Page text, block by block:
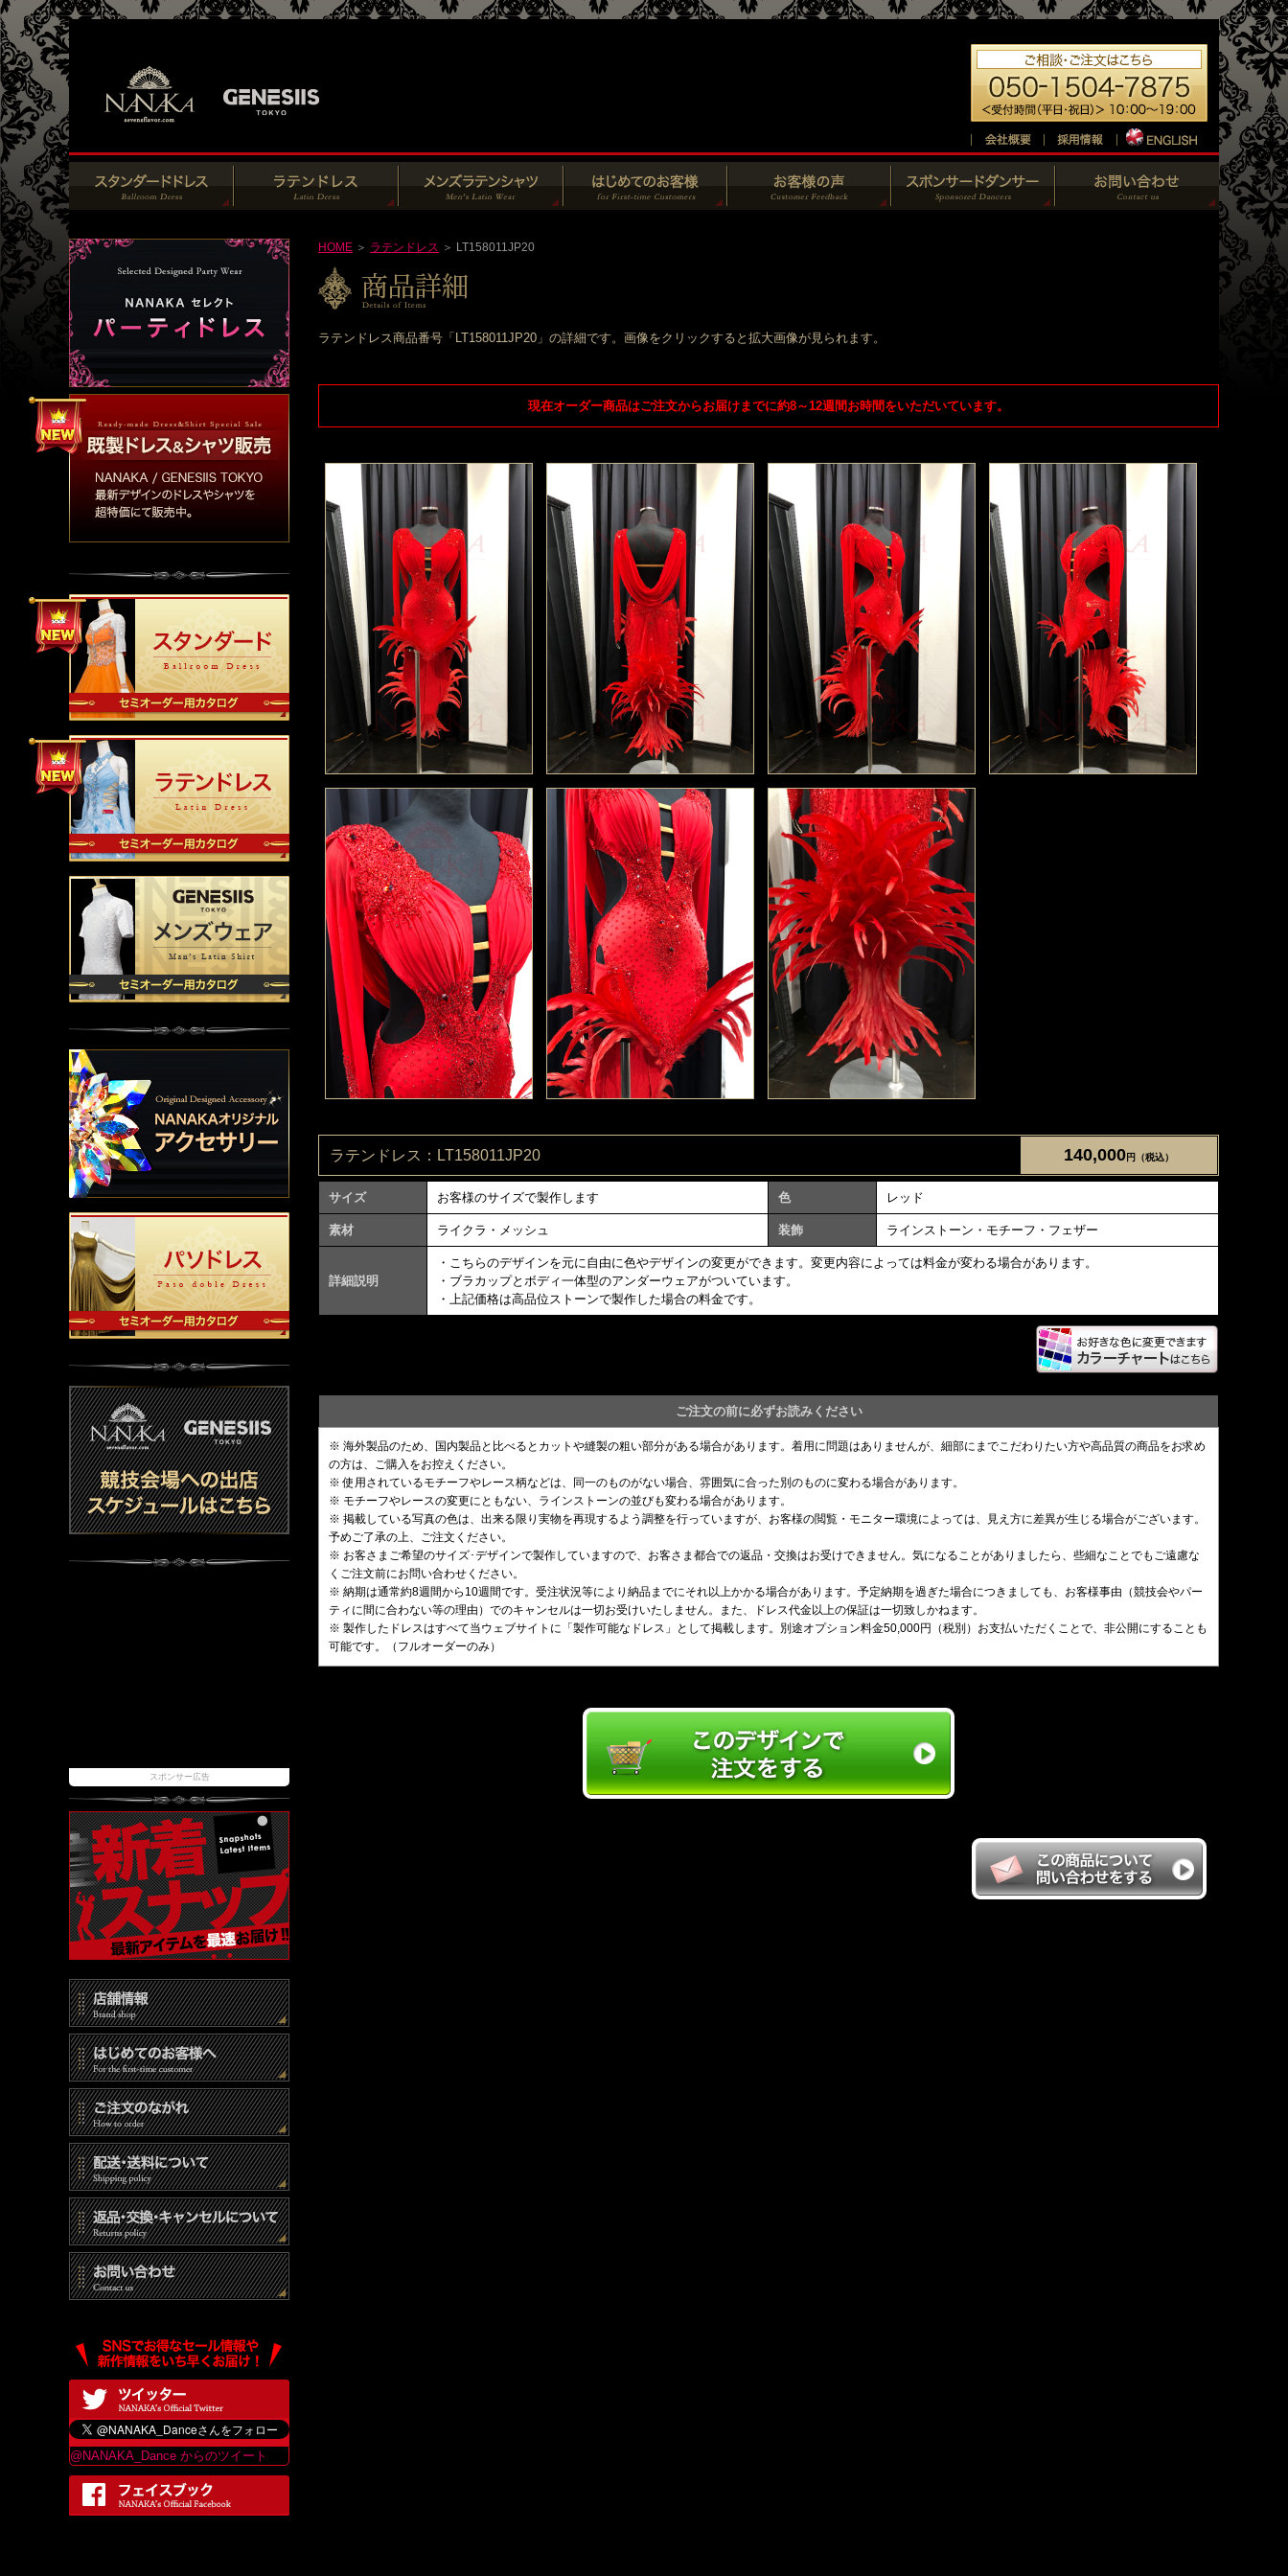
スポンサー広告
@NANAKA_Dance からのツイート
HOME ＞ ラテンドレス ＞ LT158011JP20
ラテンドレス商品番号「LT158011JP20」の詳細です。画像をクリックすると拡大画像が見られます。
現在オーダー商品はご注文からお届けまでに約8～12週間お時間をいただいています。
ラテンドレス：LT158011JP20 140,000円（税込）
サイズ お客様のサイズで製作します 色 レッド
素材 ライクラ・メッシュ 装飾 ラインストーン・モチーフ・フェザー
詳細説明
・こちらのデザインを元に自由に色やデザインの変更ができます。変更内容によっては料金が変わる場合があります。
・ブラカップとボディ一体型のアンダーウェアがついています。
・上記価格は高品位ストーンで製作した場合の料金です。
ご注文の前に必ずお読みください
※ 海外製品のため、国内製品と比べるとカットや縫製の粗い部分がある場合があります。着用に問題はありませんが、細部にまでこだわりたい方や高品質の商品をお求め
の方は、ご購入をお控えください。
※ 使用されているモチーフやレース柄などは、同一のものがない場合、雰囲気に合った別のものに変わる場合があります。
※ モチーフやレースの変更にともない、ラインストーンの並びも変わる場合があります。
※ 掲載している写真の色は、出来る限り実物を再現するよう調整を行っていますが、お客様の閲覧・モニター環境によっては、見え方に差異が生じる場合がございます。
予めご了承の上、ご注文ください。
※ お客さまご希望のサイズ･デザインで製作していますので、お客さま都合での返品・交換はお受けできません。気になることがありましたら、些細なことでもご遠慮な
くご注文前にお問い合わせください。
※ 納期は通常約8週間から10週間です。受注状況等により納品までにそれ以上かかる場合があります。予定納期を過ぎた場合につきましても、お客様事由（競技会やパー
ティに間に合わない等の理由）でのキャンセルは一切お受けいたしません。また、ドレス代金以上の保証は一切致しかねます。
※ 製作したドレスはすべて当ウェブサイトに「製作可能なドレス」として掲載します。別途オプション料金50,000円（税別）お支払いただくことで、非公開にすることも
可能です。（フルオーダーのみ）